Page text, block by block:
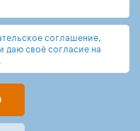
соглашение,
даю своё согласие на